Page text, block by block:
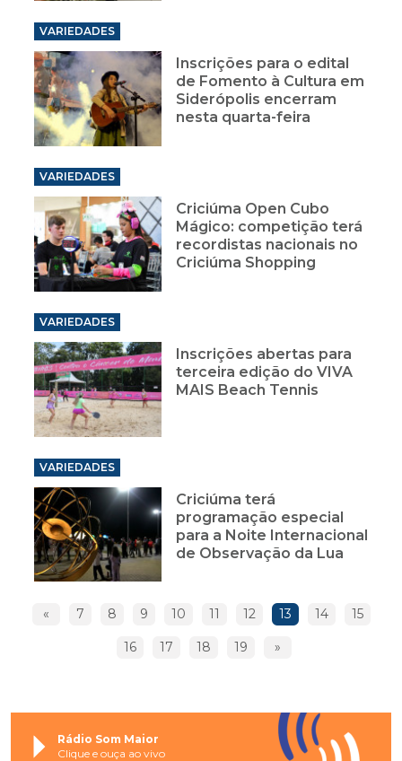
VARIEDADES
Inscrições para o edital
de Fomento à Cultura em
Siderópolis encerram
nesta quarta-feira
VARIEDADES
Criciúma Open Cubo
Mágico: competição terá
recordistas nacionais no
Criciúma Shopping
VARIEDADES
Inscrições abertas para
terceira edição do VIVA
MAIS Beach Tennis
VARIEDADES
Criciúma terá
programação especial
para a Noite Internacional
de Observação da Lua
« 7 8 9 10 11 12 13 14 15
16 17 18 19 »
Rádio Som Maior
Clique e ouça ao vivo